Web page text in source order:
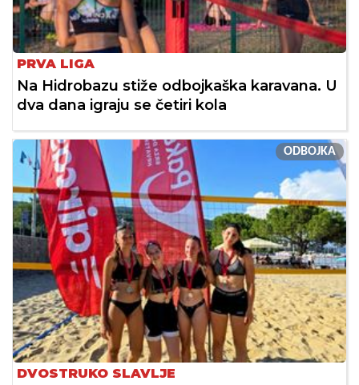
PRVA LIGA
Na Hidrobazu stiže odbojkaška karavana. U
dva dana igraju se četiri kola
ODBOJKA
DVOSTRUKO SLAVLJE